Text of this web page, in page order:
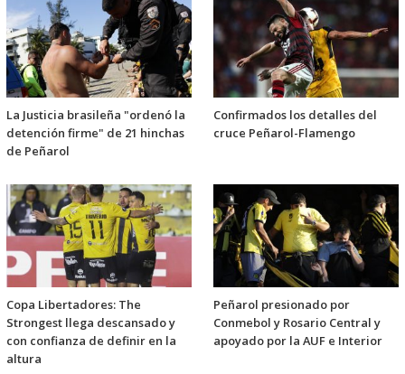
La Justicia brasileña "ordenó la
detención firme" de 21 hinchas
de Peñarol
Confirmados los detalles del
cruce Peñarol-Flamengo
Copa Libertadores: The
Strongest llega descansado y
con confianza de definir en la
altura
Peñarol presionado por
Conmebol y Rosario Central y
apoyado por la AUF e Interior